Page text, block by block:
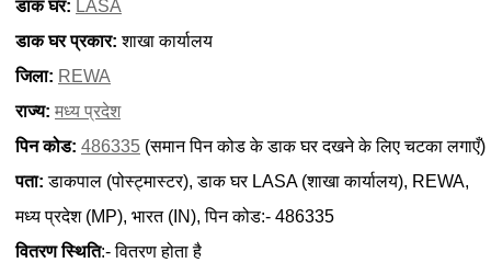
डाक घर: LASA
डाक घर प्रकार: शाखा कार्यालय
जिला: REWA
राज्य: मध्य प्रदेश
पिन कोड: 486335 (समान पिन कोड के डाक घर दखने के लिए चटका लगाएँ)
पता: डाकपाल (पोस्ट्मास्टर), डाक घर LASA (शाखा कार्यालय), REWA,
मध्य प्रदेश (MP), भारत (IN), पिन कोड:- 486335
वितरण स्थिति:- वितरण होता है